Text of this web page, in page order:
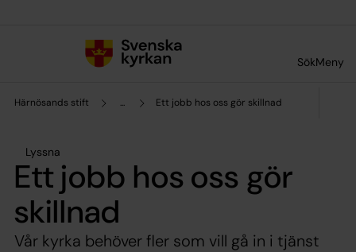
SökMeny
Härnösands stift ... Ett jobb hos oss gör skillnad
Lyssna
Ett jobb hos oss gör
skillnad
Vår kyrka behöver fler som vill gå in i tjänst